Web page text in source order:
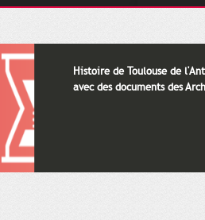
Histoire de Toulouse de
avec des documents des